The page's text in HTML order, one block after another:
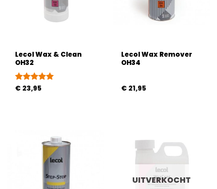
Lecol Wax & Clean
OH32
Gewaardeerd
€ 23,95
Lecol Wax Remover
OH34
€ 21,95
UITVERKOCHT